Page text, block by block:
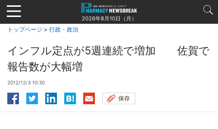
Jump
to
navigation
2026年8月10日（月）
トップページ > 行政・政治
インフル定点が5週連続で増加 佐賀で
報告数が大幅増
2012/12/3 10:30
保存